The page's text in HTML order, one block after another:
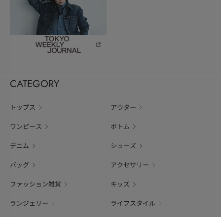
CATEGORY
トップス アウター
ワンピース ボトム
デニム シューズ
バッグ アクセサリー
ファッション雑貨 キッズ
ランジェリー ライフスタイル